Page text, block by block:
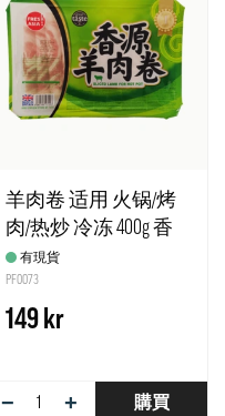
羊肉卷 适用 火锅/烤
肉/热炒 冷冻 400g 香
源 英国
有現貨
PF0073
149 kr
− + 購買